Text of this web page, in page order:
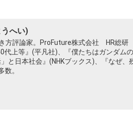
へい)
方評論家。ProFuture株式会社 HR総
代上等』(平凡社)、『僕たちはガンダム
と日本社会』(NHKブックス)、『なぜ、
数。